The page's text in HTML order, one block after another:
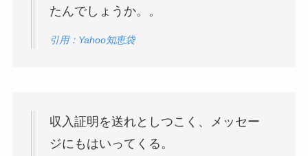
たんでしょうか。。
引用：Yahoo知恵袋
収入証明を送れとしつこく、メッセー
ジにもはいってくる。